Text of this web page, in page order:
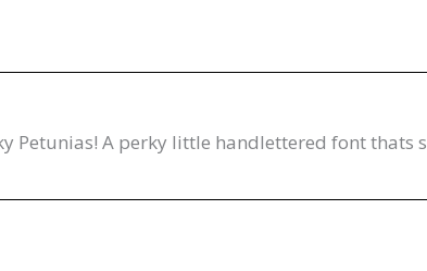
Petunias! A perky little handlettered font thats